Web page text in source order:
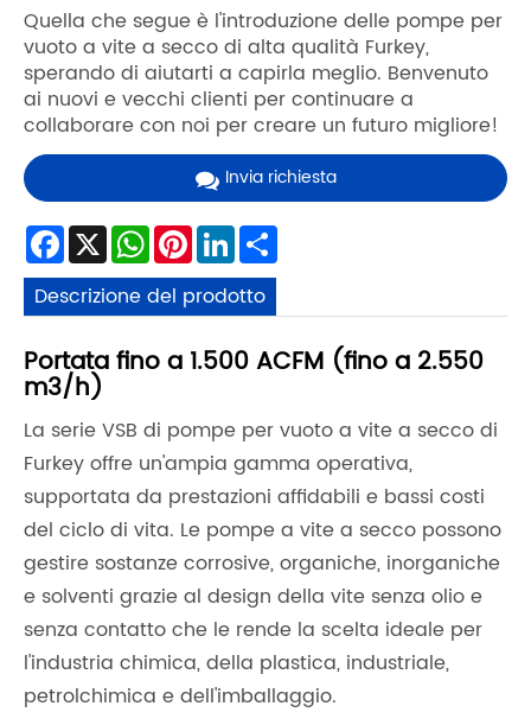
Quella che segue è l'introduzione delle pompe per
vuoto a vite a secco di alta qualità Furkey,
sperando di aiutarti a capirla meglio. Benvenuto
ai nuovi e vecchi clienti per continuare a
collaborare con noi per creare un futuro migliore!
Invia richiesta
Facebook
X WhatsApp
Pinterest
LinkedIn
Descrizione del prodotto
Portata fino a 1.500 ACFM (fino a 2.550
m3/h)
La serie VSB di pompe per vuoto a vite a secco di
Furkey offre un'ampia gamma operativa,
supportata da prestazioni affidabili e bassi costi
del ciclo di vita. Le pompe a vite a secco possono
gestire sostanze corrosive, organiche, inorganiche
e solventi grazie al design della vite senza olio e
senza contatto che le rende la scelta ideale per
l'industria chimica, della plastica, industriale,
petrolchimica e dell'imballaggio.